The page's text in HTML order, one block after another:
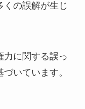
くの誤解が生じ
力に関する誤っ
いています。